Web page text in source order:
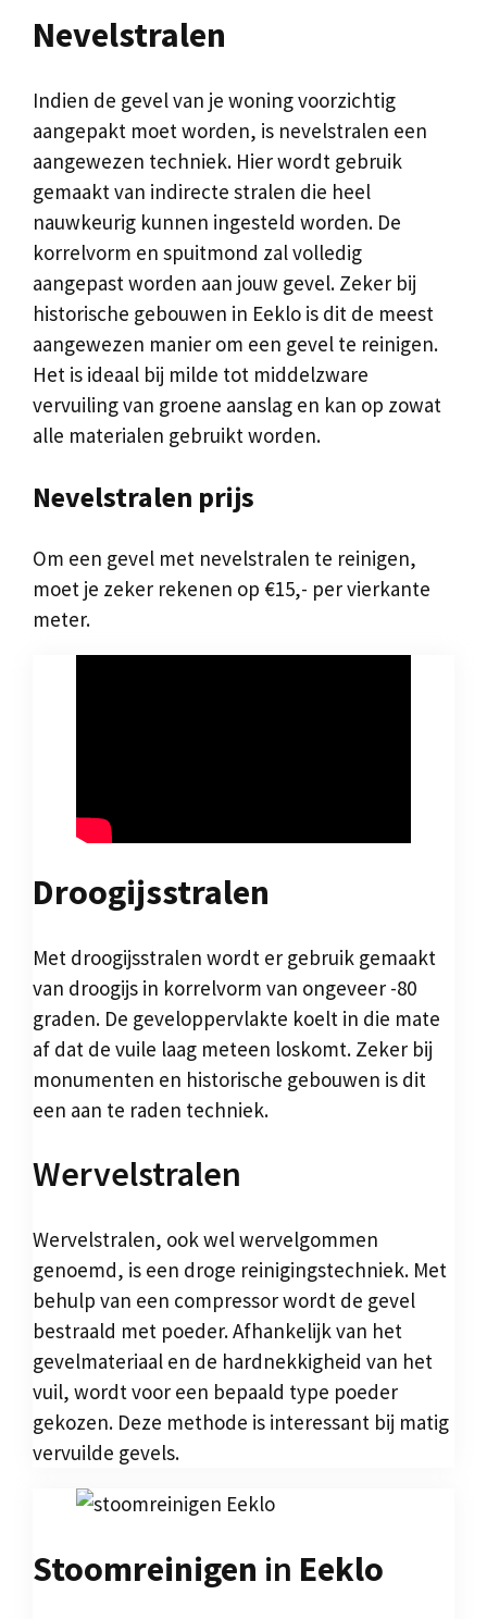
Nevelstralen
Indien de gevel van je woning voorzichtig
aangepakt moet worden, is nevelstralen een
aangewezen techniek. Hier wordt gebruik
gemaakt van indirecte stralen die heel
nauwkeurig kunnen ingesteld worden. De
korrelvorm en spuitmond zal volledig
aangepast worden aan jouw gevel. Zeker bij
historische gebouwen in Eeklo is dit de meest
aangewezen manier om een gevel te reinigen.
Het is ideaal bij milde tot middelzware
vervuiling van groene aanslag en kan op zowat
alle materialen gebruikt worden.
Nevelstralen prijs
Om een gevel met nevelstralen te reinigen,
moet je zeker rekenen op €15,- per vierkante
meter.
Droogijsstralen
Met droogijsstralen wordt er gebruik gemaakt
van droogijs in korrelvorm van ongeveer -80
graden. De geveloppervlakte koelt in die mate
af dat de vuile laag meteen loskomt. Zeker bij
monumenten en historische gebouwen is dit
een aan te raden techniek.
Wervelstralen
Wervelstralen, ook wel wervelgommen
genoemd, is een droge reinigingstechniek. Met
behulp van een compressor wordt de gevel
bestraald met poeder. Afhankelijk van het
gevelmateriaal en de hardnekkigheid van het
vuil, wordt voor een bepaald type poeder
gekozen. Deze methode is interessant bij matig
vervuilde gevels.
Stoomreinigen in Eeklo